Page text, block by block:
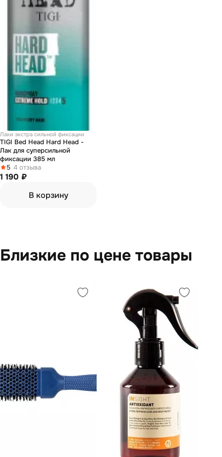
Лаки экстра сильной фиксации
TIGI Bed Head Hard Head -
Лак для суперсильной
фиксации 385 мл
5 4 отзыва
1 190 ₽
В корзину
Близкие по цене товары